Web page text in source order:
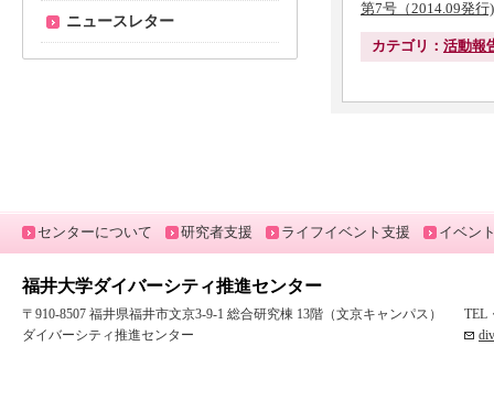
第7号（2014.09発行)
カテゴリ： 活動報
ニュースレター
センターについて 研究者支援 ライフイベント支援 イベン
福井大学ダイバーシティ推進センター
〒910-8507 福井県福井市文京3-9-1 総合研究棟 13階（文京キャンパス）
ダイバーシティ推進センター
TEL